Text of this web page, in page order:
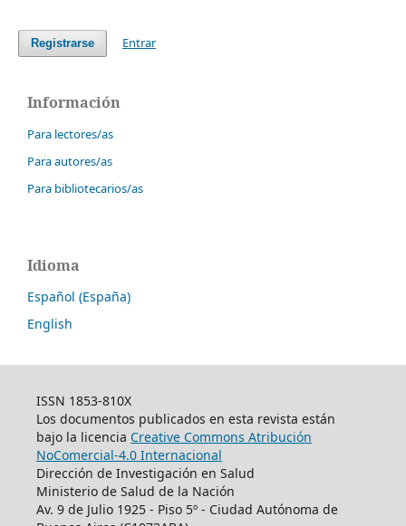
Registrarse Entrar
Información
Para lectores/as
Para autores/as
Para bibliotecarios/as
Idioma
Español (España)
English
ISSN 1853-810X
Los documentos publicados en esta revista están
bajo la licencia Creative Commons Atribución
NoComercial-4.0 Internacional
Dirección de Investigación en Salud
Ministerio de Salud de la Nación
Av. 9 de Julio 1925 - Piso 5º - Ciudad Autónoma de